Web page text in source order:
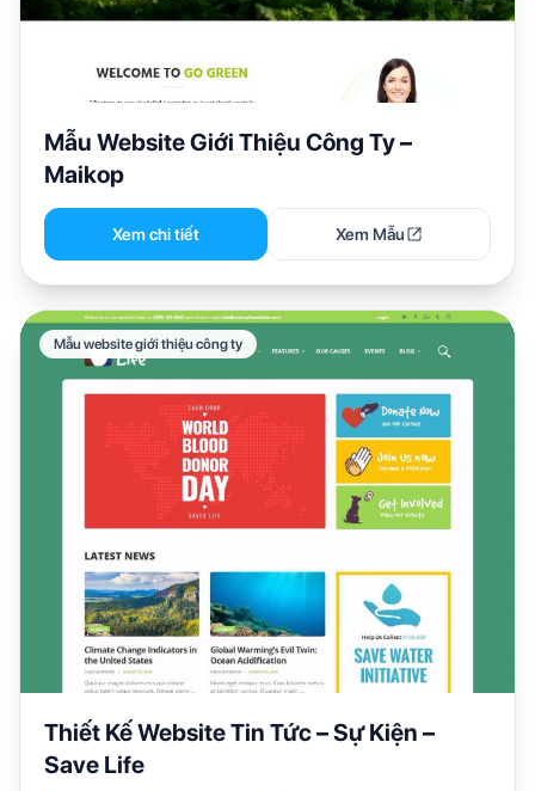
Mẫu Website Giới Thiệu Công Ty –
Maikop
Xem chi tiết Xem Mẫu
Mẫu website giới thiệu công ty
Thiết Kế Website Tin Tức – Sự Kiện –
Save Life